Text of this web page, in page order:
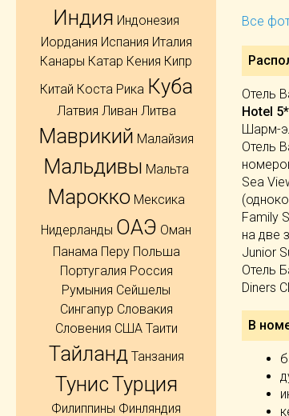
Все
Отель
Hotel
Шарм-
Отель
Sea
Family
на две
Junior
Отель
Diners
В
Индия Индонезия
Иордания Испания Италия
Канары Катар Кения Кипр
Китай Коста Рика Куба
Латвия Ливан Литва
Маврикий Малайзия
Мальдивы Мальта
Марокко Мексика
Нидерланды ОАЭ Оман
Панама Перу Польша
Португалия Россия
Румыния Сейшелы
Сингапур Словакия
Словения США Таити
Тайланд Танзания
ТунисТурция
Филиппины Финляндия